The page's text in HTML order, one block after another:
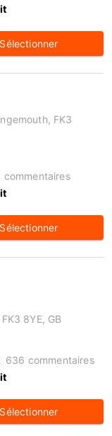
Sélectionner
FK3
commentaires
Sélectionner
8YE, GB
636 commentaires
Sélectionner